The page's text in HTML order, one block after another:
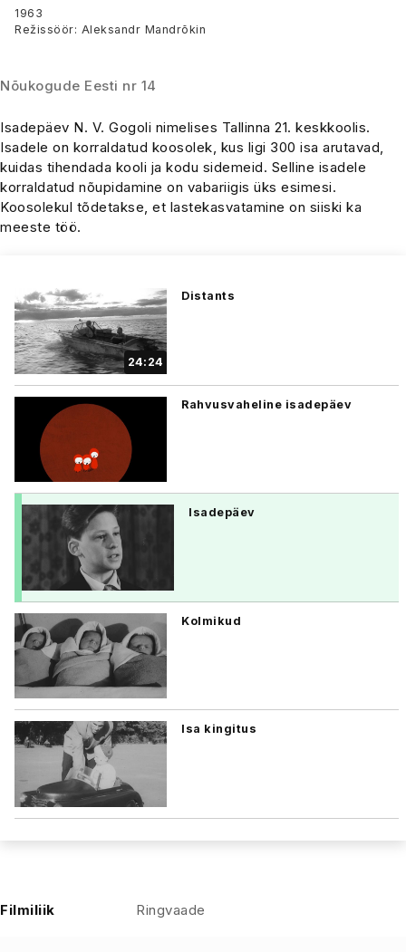
1963
Režissöör: Aleksandr Mandrõkin
Nõukogude Eesti nr 14
Isadepäev N. V. Gogoli nimelises Tallinna 21. keskkoolis.
Isadele on korraldatud koosolek, kus ligi 300 isa arutavad,
kuidas tihendada kooli ja kodu sidemeid. Selline isadele
korraldatud nõupidamine on vabariigis üks esimesi.
Koosolekul tõdetakse, et lastekasvatamine on siiski ka
meeste töö.
24:24
Distants
Rahvusvaheline isadepäev
Isadepäev
Kolmikud
Isa kingitus
Filmiliik Ringvaade